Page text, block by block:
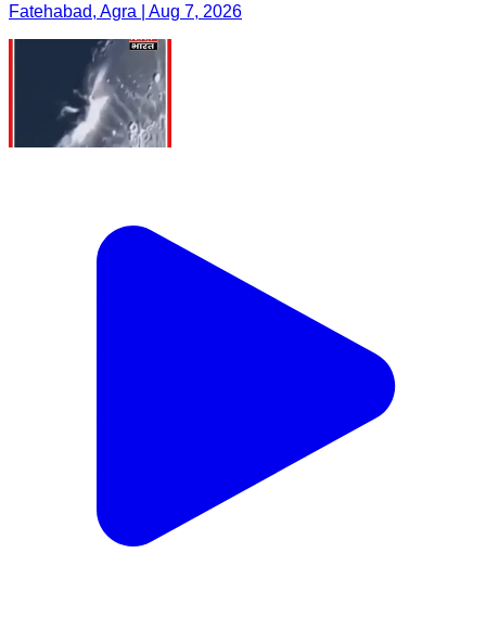
Fatehabad, Agra | Aug 7, 2026